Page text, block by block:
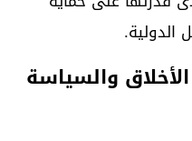
الدولية.
والسياسة